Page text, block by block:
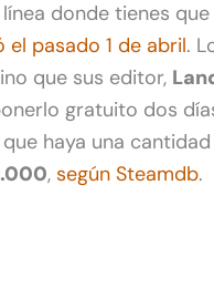
donde tienes
el pasado 1 de abril.
que sus editor,
gratuito dos
haya una
, según Steamdb.